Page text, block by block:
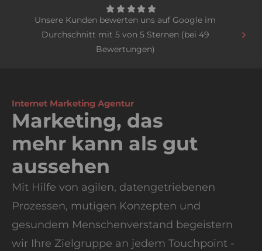
Unsere Kunden bewerten uns auf Google im
Durchschnitt mit 5 von 5 Sternen (bei 49
Bewertungen)
Internet Marketing Agentur
Marketing, das
mehr kann als gut
aussehen
Mit Hilfe von agilen, datengetriebenen
Prozessen, mutigen Konzepten und
gesundem Menschenverstand begeistern
wir Ihre Zielgruppe an jedem Touchpoint -